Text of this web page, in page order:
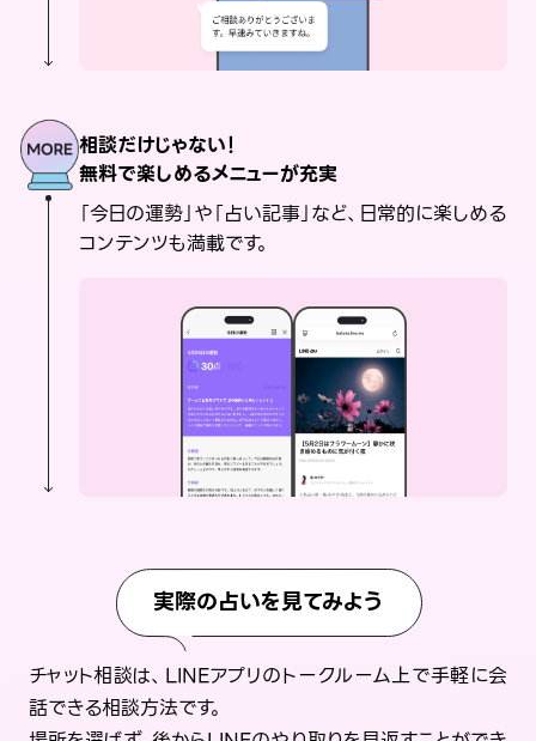
相談だけじゃない！
無料で楽しめるメニューが充実
「今日の運勢」や「占い記事」など、日常的に楽しめる
コンテンツも満載です。
実際の占いを見てみよう
チャット相談は、LINEアプリのトークルーム上で手軽に会
話できる相談方法です。